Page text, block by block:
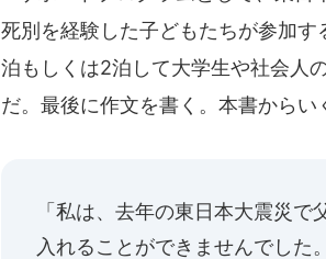
死別を経験した子どもたちが参加
泊もしくは2泊して大学生や社会人
だ。最後に作文を書く。本書からい
「私は、去年の東日本大震災
入れることができませんでした